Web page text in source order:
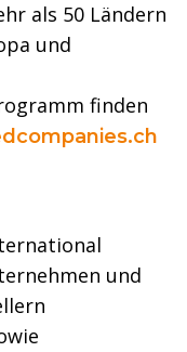
als 50 Ländern
und
finden
und